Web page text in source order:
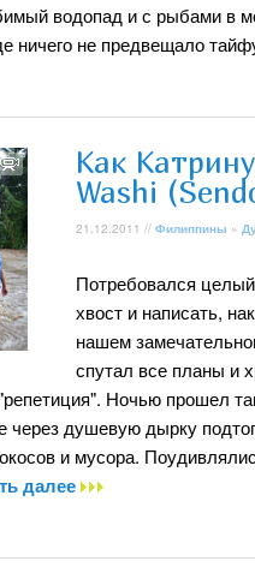
водопад и с рыбами в
ничего не предвещало
Как
Washi
21.12.2011 // Филиппины »
Потребовался
хвост и написать,
нашем
спутал все планы и
Ночью прошел
через душевую дырку
и мусора.
далее